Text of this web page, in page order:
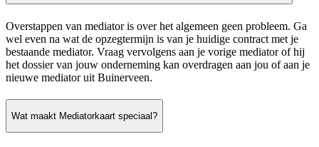
Overstappen van mediator is over het algemeen geen probleem. Ga
wel even na wat de opzegtermijn is van je huidige contract met je
bestaande mediator. Vraag vervolgens aan je vorige mediator of hij
het dossier van jouw onderneming kan overdragen aan jou of aan je
nieuwe mediator uit Buinerveen.
Wat maakt Mediatorkaart speciaal?